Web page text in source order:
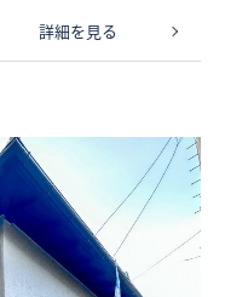
詳細を見る